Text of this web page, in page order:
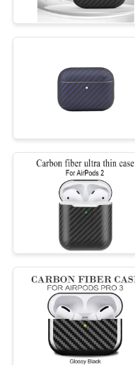
KONTAKTIERE
SITEMAP
PRIVACY
POLICY